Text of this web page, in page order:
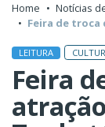
Home Notícias
Feira de
LEITURA
Feira